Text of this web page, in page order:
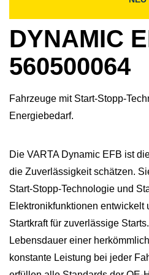
DYNAMIC
560500064
Fahrzeuge mit Start-Stopp-
Energiebedarf.
Die VARTA Dynamic EFB ist
die Zuverlässigkeit schätzen.
Start-Stopp-Technologie und
Elektronikfunktionen entwickelt
Startkraft für zuverlässige
Lebensdauer einer
konstante Leistung bei jeder